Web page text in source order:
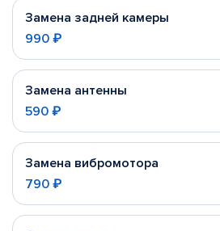
Замена задней камеры
990 ₽
Замена антенны
590 ₽
Замена вибромотора
790 ₽